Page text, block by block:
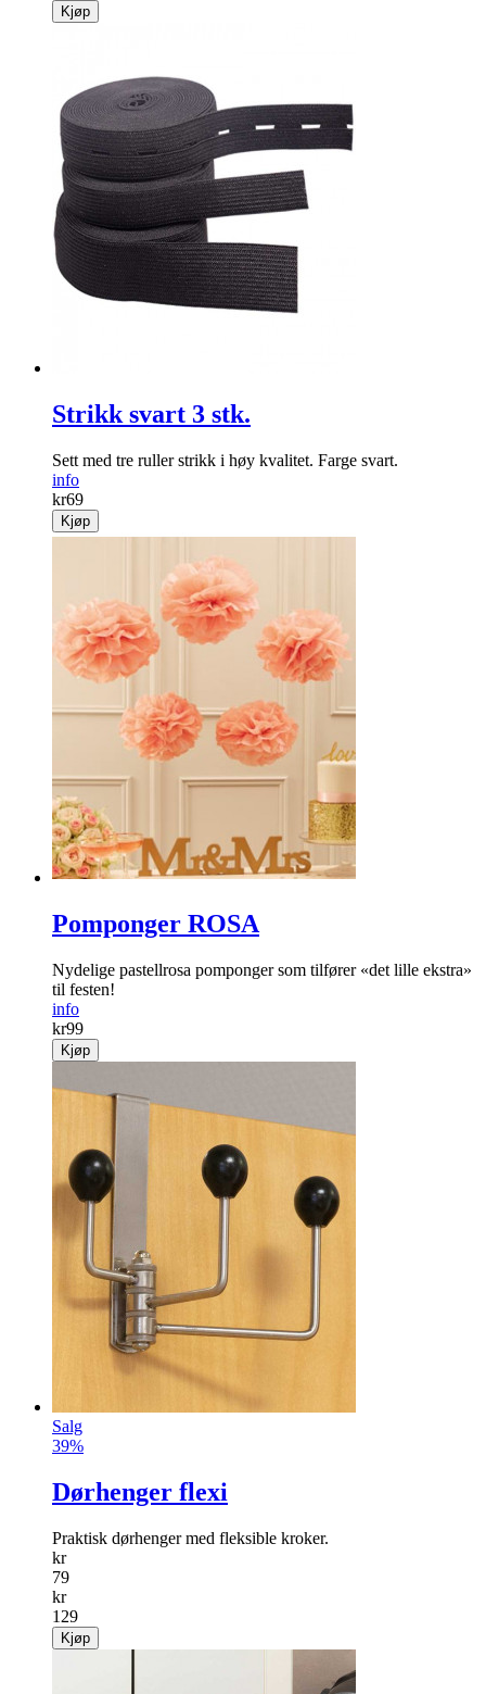
Kjøp
Strikk svart 3 stk.
Sett med tre ruller strikk i høy kvalitet. Farge svart.
info
kr69
Kjøp
Pomponger ROSA
Nydelige pastellrosa pomponger som tilfører «det lille ekstra»
til festen!
info
kr99
Kjøp
Salg
39%
Dørhenger flexi
Praktisk dørhenger med fleksible kroker.
kr
79
kr
129
Kjøp